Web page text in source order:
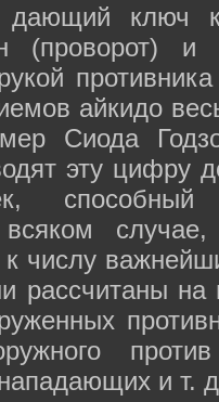
дающий ключ
(проворот)
айкидо
Сиода
эту цифру
к числу
рассчитаны
и т.